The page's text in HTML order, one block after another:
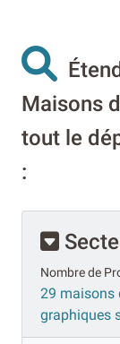
Maisons
tout le
:
Nombre de
29 maisons
graphiques